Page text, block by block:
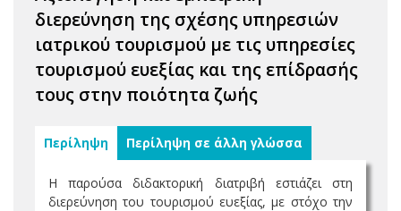
διερεύνηση της σχέσης υπηρεσιών
ιατρικού τουρισμού με τις υπηρεσίες
τουρισμού ευεξίας και της επίδρασής
τους στην ποιότητα ζωής
Περίληψη Περίληψη σε άλλη γλώσσα
Η παρούσα διδακτορική διατριβή εστιάζει στη
διερεύνηση του τουρισμού ευεξίας, με στόχο την